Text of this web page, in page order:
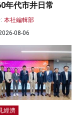
年代市井日常
本社編輯部
08-06
經濟